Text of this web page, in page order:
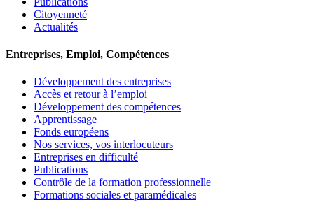
Citoyenneté
Actualités
Entreprises, Emploi, Compétences
Développement des entreprises
Accès et retour à l’emploi
Développement des compétences
Apprentissage
Fonds européens
Nos services, vos interlocuteurs
Entreprises en difficulté
Publications
Contrôle de la formation professionnelle
Formations sociales et paramédicales